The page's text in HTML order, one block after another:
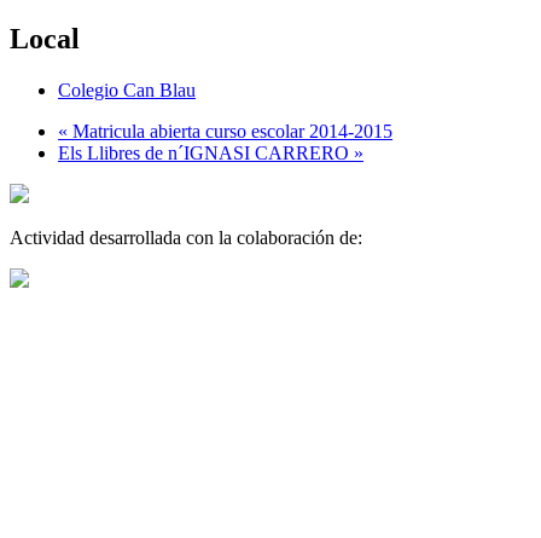
Local
Colegio Can Blau
« Matricula abierta curso escolar 2014-2015
Els Llibres de n´IGNASI CARRERO »
Actividad desarrollada con la colaboración de: